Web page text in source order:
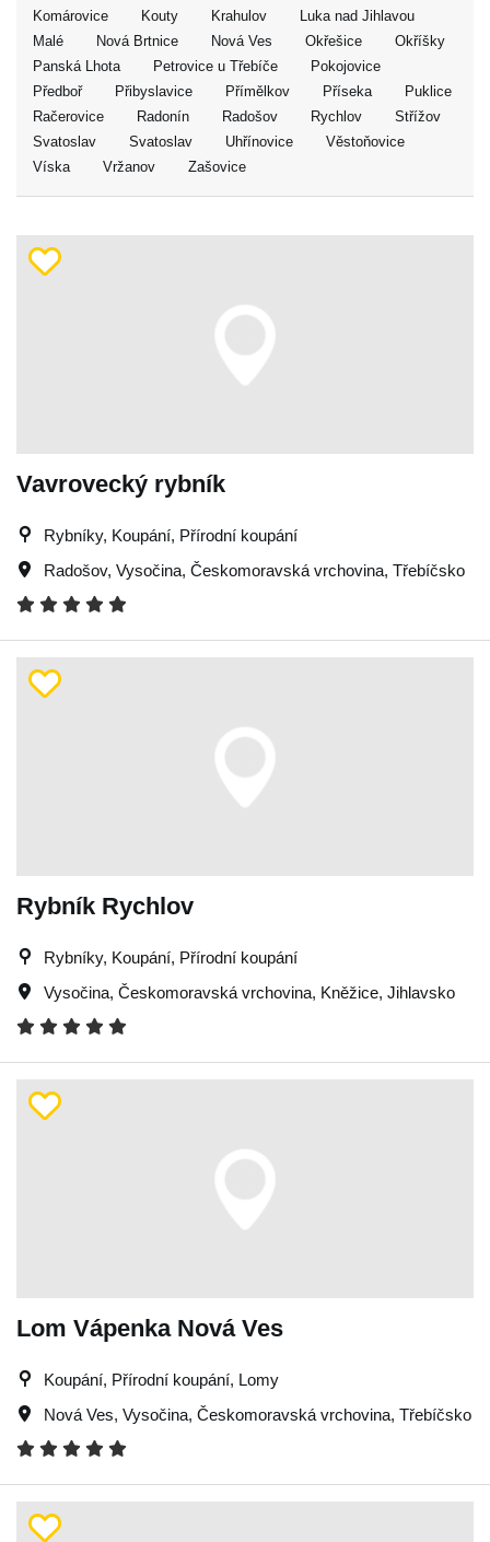
Komárovice Kouty Krahulov
Luka nad Jihlavou
Malé
Nová Brtnice Nová Ves Okřešice
Okříšky
Panská Lhota
Petrovice u Třebíče
Pokojovice
Předboř
Přibyslavice Přímělkov Příseka
Puklice
Račerovice
Radonín Radošov Rychlov
Střížov
Svatoslav
Svatoslav Uhřínovice
Věstoňovice
Víska
Vržanov Zašovice
Vavrovecký rybník
Rybníky, Koupání, Přírodní koupání
Radošov, Vysočina, Českomoravská vrchovina, Třebíčsko
Rybník Rychlov
Rybníky, Koupání, Přírodní koupání
Vysočina, Českomoravská vrchovina, Kněžice, Jihlavsko
Lom Vápenka Nová Ves
Koupání, Přírodní koupání, Lomy
Nová Ves, Vysočina, Českomoravská vrchovina, Třebíčsko